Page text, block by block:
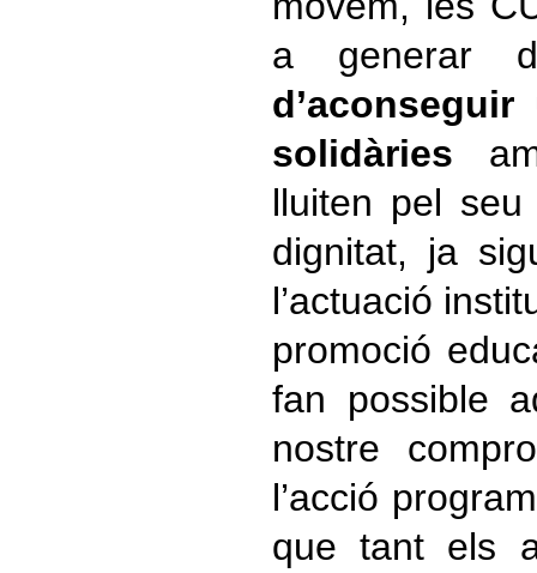
a generar
solidàries
lluiten pel
dignitat, ja
l’actuació
promoció
fan possible
nostre
l’acció
que tant els